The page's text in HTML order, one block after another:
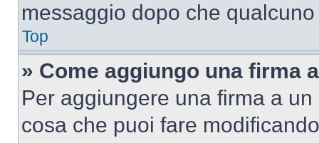
messaggio dopo che
Top
» Come aggiungo una firma
Per aggiungere una firma a
cosa che puoi fare